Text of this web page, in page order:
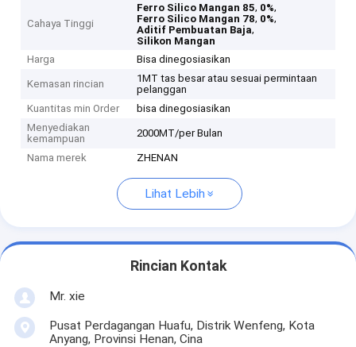
Cahaya Tinggi
Ferro Silico Mangan 85, 0%,
Ferro Silico Mangan 78, 0%,
Aditif Pembuatan Baja,
Silikon Mangan
Harga
Bisa dinegosiasikan
Kemasan rincian
1MT tas besar atau sesuai permintaan
pelanggan
Kuantitas min Order
bisa dinegosiasikan
Menyediakan
kemampuan
2000MT/per Bulan
Nama merek ZHENAN
Lihat Lebih
Rincian Kontak
Mr. xie
Pusat Perdagangan Huafu, Distrik Wenfeng, Kota
Anyang, Provinsi Henan, Cina